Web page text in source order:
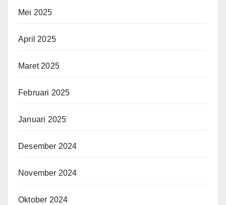
Mei 2025
April 2025
Maret 2025
Februari 2025
Januari 2025
Desember 2024
November 2024
Oktober 2024